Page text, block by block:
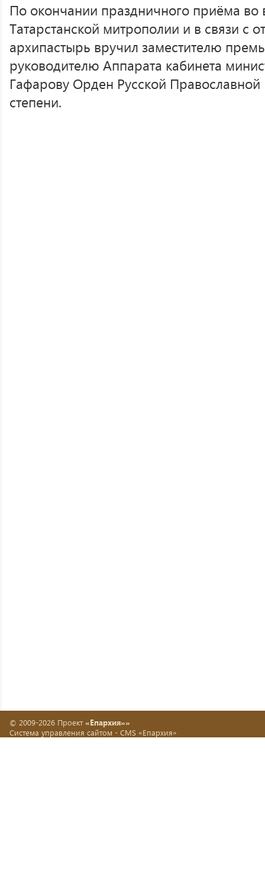
По окончании праздничного приёма
Татарстанской митрополии и в связи с
архипастырь вручил заместителю
руководителю Аппарата кабинета
Гафарову Орден Русской
степени.
© 2009-2026 Проект «Епархия»»
Система управления сайтом - CMS «Епархия»